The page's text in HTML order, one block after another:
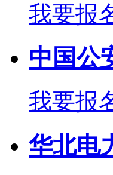
我要报
中国公
我要报
华北电